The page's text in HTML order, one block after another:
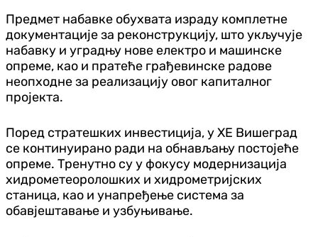
Предмет набавке обухвата израду комплетне
документације за реконструкцију, што укључује
набавку и уградњу нове електро и машинске
опреме, као и пратеће грађевинске радове
неопходне за реализацију овог капиталног
пројекта.
Поред стратешких инвестиција, у ХЕ Вишеград
се континуирано ради на обнављању постојеће
опреме. Тренутно су у фокусу модернизација
хидрометеоролошких и хидрометријских
станица, као и унапређење система за
обавјештавање и узбуњивање.